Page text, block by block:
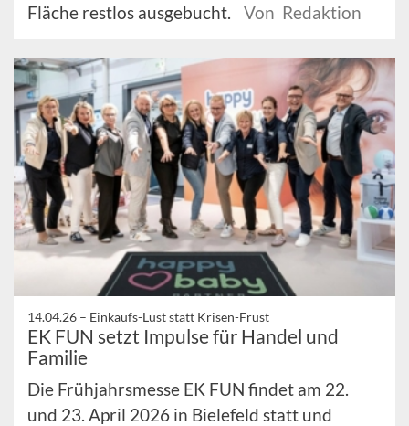
Fläche restlos ausgebucht.
Von Redaktion
14.04.26 – Einkaufs-Lust statt Krisen-Frust
EK FUN setzt Impulse für Handel und
Familie
Die Frühjahrsmesse EK FUN findet am 22.
und 23. April 2026 in Bielefeld statt und